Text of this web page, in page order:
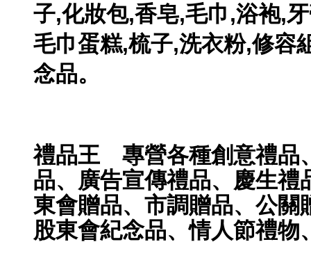
子,化妝包,香皂,毛巾,浴袍,
毛巾蛋糕,梳子,洗衣粉,修容
念品。
禮品王　專營各種創意禮品
品、廣告宣傳禮品、慶生
東會贈品、市調贈品、公
股東會紀念品、情人節禮